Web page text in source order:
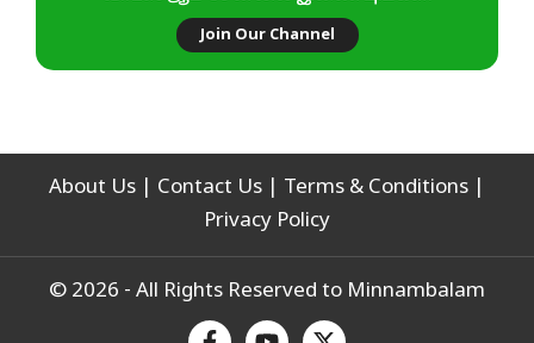
Join Our Channel
About Us Contact Us Terms & Conditions
Privacy Policy
© 2026 - All Rights Reserved to Minnambalam